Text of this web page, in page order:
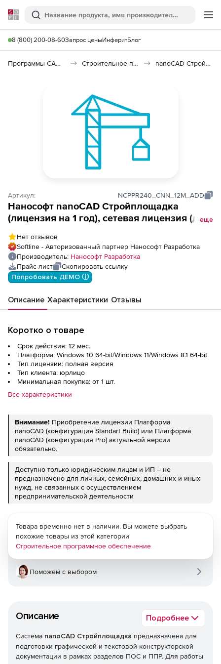
Softline
Поиск
8 (800) 200-08-60Запрос ценыИнферитБлог
Программы САПР и ГИС Строительное программное обеспечение nanoCAD Стройплощадка 26
Артикул: NCPPR240_CNN_12M_ADD
Нанософт nanoCAD Стройплощадка
(лицензия на 1 год), сетевая лицензия (доп.
еще
Нет отзывов
Softline - Авторизованный партнер Нанософт Разработка
Производитель: Нанософт Разработка
Прайс-лист
Скопировать ссылку
Попробовать ДЕМО ⓘ
Описание Характеристики Отзывы
Коротко о товаре
Срок действия: 12 мес.
Платформа: Windows 10 64-bit/Windows 11/Windows 8.1 64-bit
Тип лицензии: полная версия
Тип клиента: юрлицо
Минимальная покупка: от 1 шт.
Все характеристики
Внимание! Приобретение лицензии Платформа
nanoCAD (конфигурация Standart Build) или Платформа
nanoCAD (конфигурация Pro) актуальной версии
обязательно.
Доступно только юридическим лицам и ИП – не
предназначено для личных, семейных, домашних и иных
нужд, не связанных с осуществлением
предпринимательской деятельности
Описание Подробнее
Система nanoCAD Стройплощадка предназначена для
подготовки графической и текстовой конструкторской
документации в рамках разделов ПОС и ППР. Для работы
Товара временно нет в наличии. Вы можете выбрать
похожие товары из этой категории
Строительное программное обеспечение
Поможем с выбором